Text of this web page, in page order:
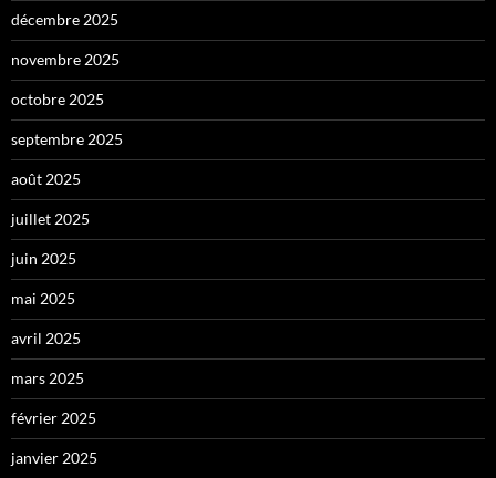
décembre 2025
novembre 2025
octobre 2025
septembre 2025
août 2025
juillet 2025
juin 2025
mai 2025
avril 2025
mars 2025
février 2025
janvier 2025